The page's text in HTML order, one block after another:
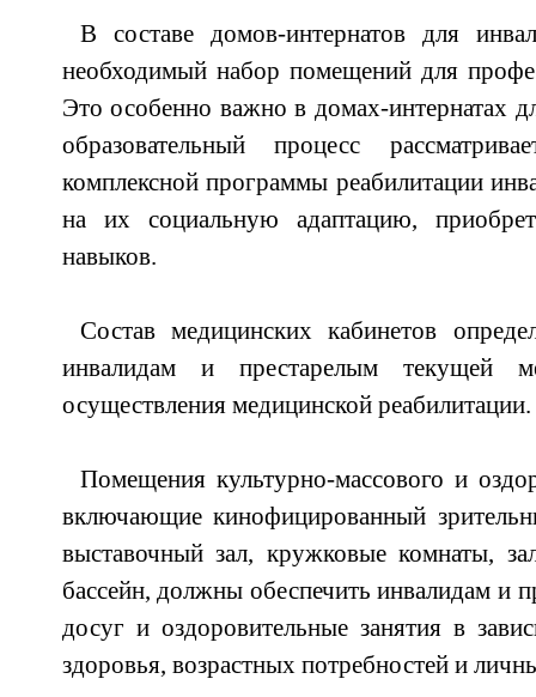
В составе домов-интернатов для
необходимый набор помещений для
Это особенно важно в домах-интернатах
образовательный процесс
комплексной программы реабилитации
на их социальную адаптацию,
навыков.
Состав медицинских кабинетов
инвалидам и престарелым текущей
осуществления медицинской реабилитации.
Помещения культурно-массового и
включающие кинофицированный
выставочный зал, кружковые комнаты,
бассейн, должны обеспечить инвалидам и
досуг и оздоровительные занятия в
здоровья, возрастных потребностей и